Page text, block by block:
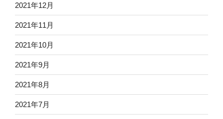
2021年12月
2021年11月
2021年10月
2021年9月
2021年8月
2021年7月